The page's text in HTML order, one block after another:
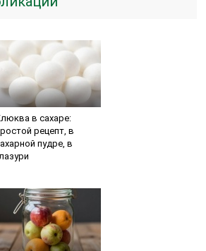
в сахаре:
рецепт, в
пудре, в